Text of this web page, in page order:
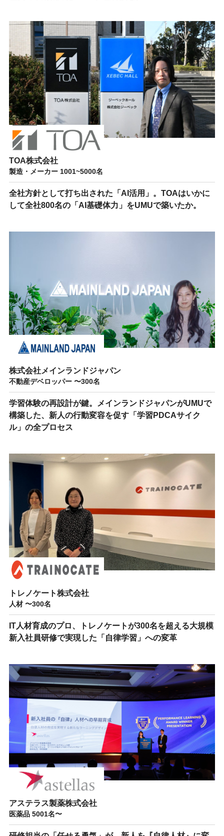
TOA株式会社
製造・メーカー 1001~5000名
全社方針として打ち出された「AI活用」。TOAはいかに
して全社800名の「AI基礎体力」をUMUで築いたか。
株式会社メインランドジャパン
不動産デベロッパー 〜300名
学習体験の再設計が鍵。メインランドジャパンがUMUで
構築した、新人の行動変容を促す「学習PDCAサイク
ル」の全プロセス
トレノケート株式会社
人材 〜300名
IT人材育成のプロ、トレノケートが300名を超える大規模
新入社員研修で実現した「自律学習」への変革
アステラス製薬株式会社
医薬品 5001名〜